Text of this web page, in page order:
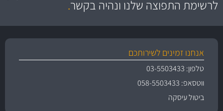
לרשימת התפוצה שלנו ונהיה בקשר.
אנחנו זמינים לשירותכם
טלפון: 03-5503433
ווטסאפ: 058-5503433
ביטול עיסקה